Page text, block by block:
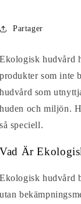
Partager
Ekologisk hudvård
produkter som inte
hudvård som
huden och miljön.
så speciell.
Vad Är
Ekologisk hudvård
utan